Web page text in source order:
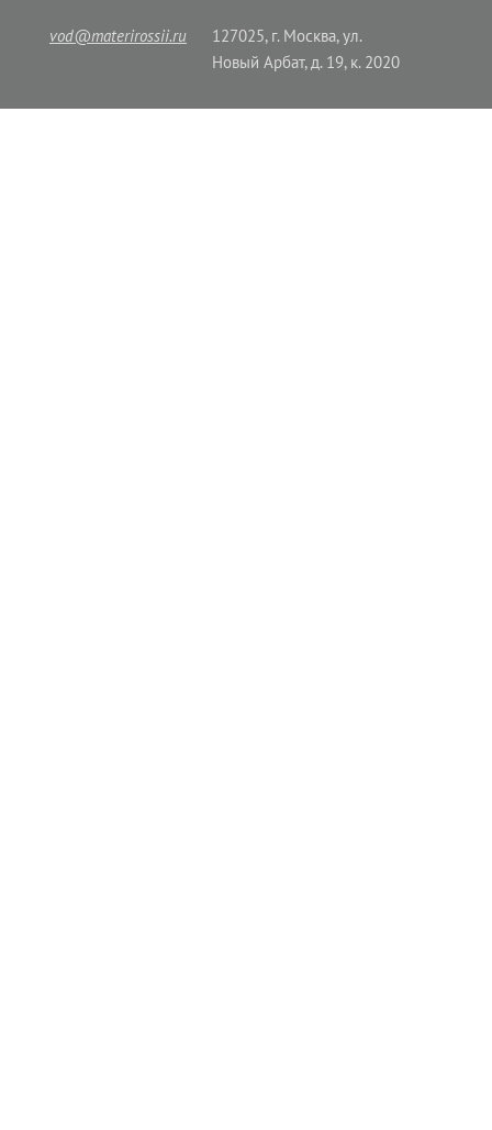
vod@materirossii.ru
127025, г. Москва, ул.
Новый Арбат, д. 19, к. 2020